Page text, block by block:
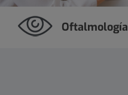
Oftalmología